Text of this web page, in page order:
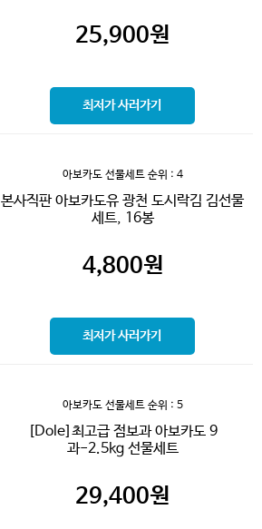
25,900원
최저가 사러가기
아보카도 선물세트순위 : 4
본사직판 아보카도유 광천 도시락김 김선물
세트, 16봉
4,800원
최저가 사러가기
아보카도 선물세트순위 : 5
[Dole]최고급 점보과 아보카도 9
과-2.5kg 선물세트
29,400원